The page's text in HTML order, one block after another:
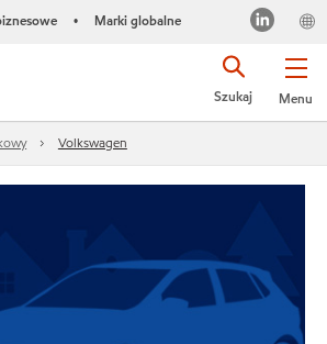
• Marki globalne
Menu
Szukaj
Volkswagen